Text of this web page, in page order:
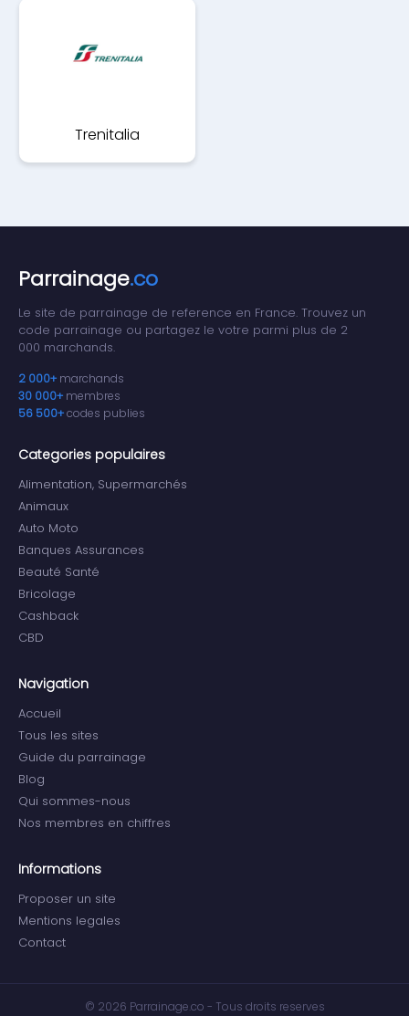
Trenitalia
Parrainage.co
Le site de parrainage de reference en France. Trouvez un
code parrainage ou partagez le votre parmi plus de 2
000 marchands.
2 000+ marchands
30 000+ membres
56 500+codes publies
Categories populaires
Alimentation, Supermarchés
Animaux
Auto Moto
Banques Assurances
Beauté Santé
Bricolage
Cashback
CBD
Navigation
Accueil
Tous les sites
Guide du parrainage
Blog
Qui sommes-nous
Nos membres en chiffres
Informations
Proposer un site
Mentions legales
Contact
© 2026 Parrainage.co - Tous droits reserves